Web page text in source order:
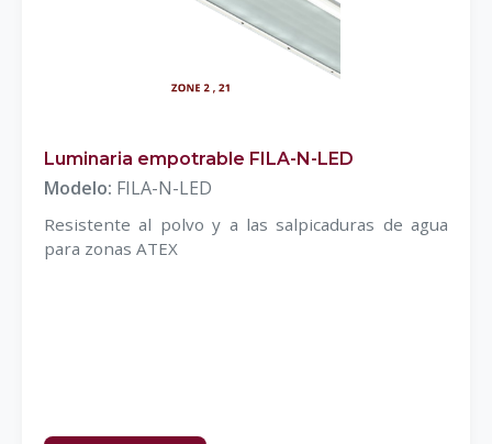
Luminaria empotrable FILA-N-LED
Modelo: FILA-N-LED
Resistente al polvo y a las salpicaduras de agua
para zonas ATEX